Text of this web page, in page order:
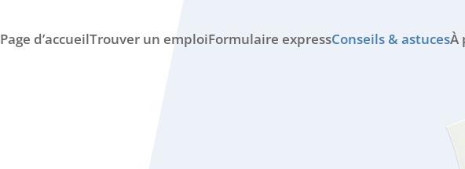
Page d’accueilTrouver un emploiFormulaire expressConseils & astucesÀ